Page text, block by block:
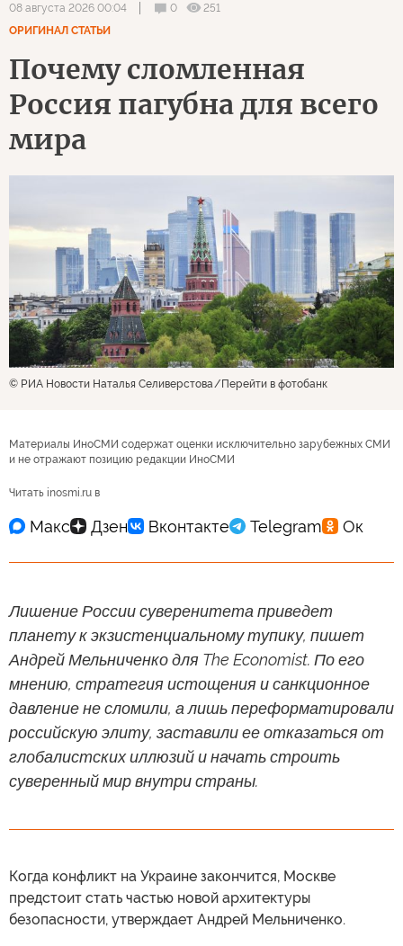
08 августа 2026 00:04 0
251
ОРИГИНАЛ СТАТЬИ
Почему сломленная
Россия пагубна для всего
мира
© РИА Новости Наталья Селиверстова Перейти в фотобанк
Материалы ИноСМИ содержат оценки исключительно зарубежных СМИ
и не отражают позицию редакции ИноСМИ
Читать inosmi.ru в
Лишение России суверенитета приведет
планету к экзистенциальному тупику, пишет
Андрей Мельниченко для The Economist. По его
мнению, стратегия истощения и санкционное
давление не сломили, а лишь переформатировали
российскую элиту, заставили ее отказаться от
глобалистских иллюзий и начать строить
суверенный мир внутри страны.
Когда конфликт на Украине закончится, Москве
предстоит стать частью новой архитектуры
безопасности, утверждает Андрей Мельниченко.